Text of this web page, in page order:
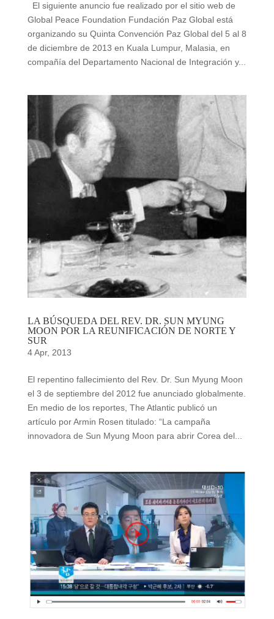
El siguiente anuncio fue realizado por el sitio web de
Global Peace Foundation Fundación Paz Global está
organizando su Quinta Convención Paz Global del 5 al 8
de diciembre de 2013 en Kuala Lumpur, Malasia, en
compañía del Departamento Nacional de Integración y...
LA BÚSQUEDA DEL REV. DR. SUN MYUNG
MOON POR LA REUNIFICACIÓN DE NORTE Y
SUR
4 Apr, 2013
El repentino fallecimiento del Rev. Dr. Sun Myung Moon
el 3 de septiembre del 2012 fue anunciado globalmente.
En medio de los reportes, The Atlantic publicó un
artículo por Armin Rosen titulado: “La campaña
innovadora de Sun Myung Moon para abrir Corea del...